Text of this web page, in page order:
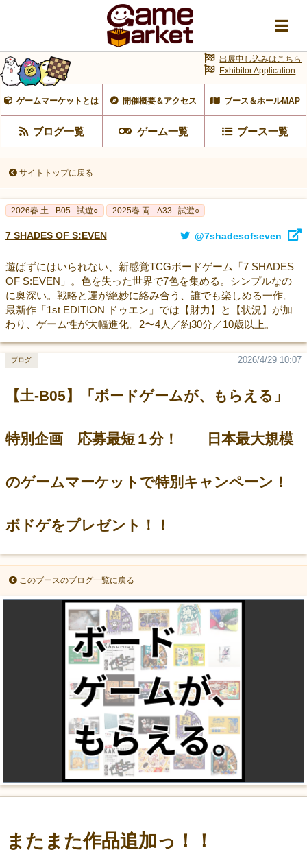
ゲームマーケットとは 開催概要＆アクセス ブース＆ホールMAP
ブログ一覧 ゲーム一覧 ブース一覧
出展申し込みはこちら
Exhibitor Application
サイトトップに戻る
2026春 土 - B05 試遊○ 2025春 両 - A33 試遊○
7 SHADES OF S:EVEN @7shadesofseven
遊ばずにはいられない、新感覚TCGボードゲーム「7 SHADES
OF S:EVEN」。色を失った世界で7色を集める。シンプルなの
に奥深い。戦略と運が絶妙に絡み合う、誰でも楽しめる一作。
最新作「1st EDITION ドゥエン」では【財力】と【状況】が加
わり、ゲーム性が大幅進化。2〜4人／約30分／10歳以上。
【土-B05】「ボードゲームが、もらえる」
特別企画 応募最短１分！ 日本最大規模
のゲームマーケットで特別キャンペーン！
ボドゲをプレゼント！！
2026/4/29 10:07
ブログ
このブースのブログ一覧に戻る
またまた作品追加っ！！